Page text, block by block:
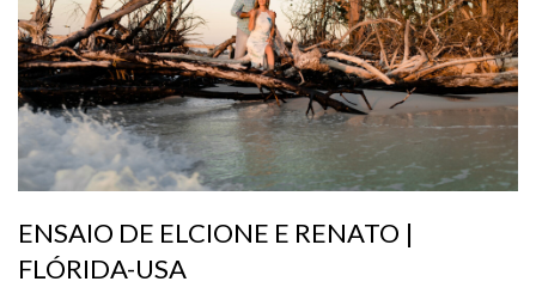
ENSAIO DE ELCIONE E RENATO |
FLÓRIDA-USA